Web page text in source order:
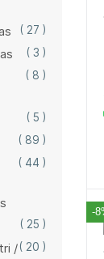
( 27 )
( 3 )
( 8 )
( 5 )
( 89 )
( 44 )
( 25 )
/ ( 20 )
-